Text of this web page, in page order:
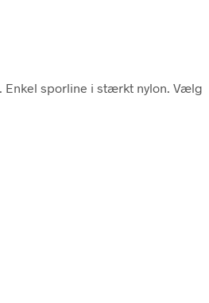
. Enkel sporline i stærkt nylon. Vælg